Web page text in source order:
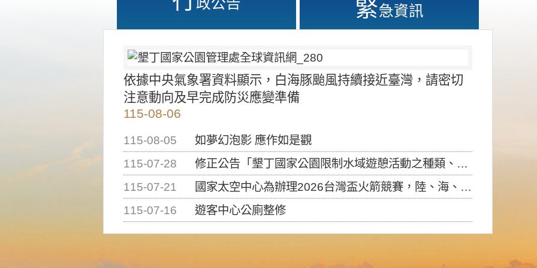
緊急資訊
依據中央氣象署資料顯示，白海豚颱風持續接近臺灣，請密切
注意動向及早完成防災應變準備
115-08-06
115-08-05
如夢幻泡影 應作如是觀
115-07-28
修正公告「墾丁國家公園限制水域遊憩活動之種類、範圍、時間及行為」，自即日生效。
115-07-21
國家太空中心為辦理2026台灣盃火箭競賽，陸、海、空域警戒及協調相關事宜，因颱風備案事宜
115-07-16
遊客中心公廁整修